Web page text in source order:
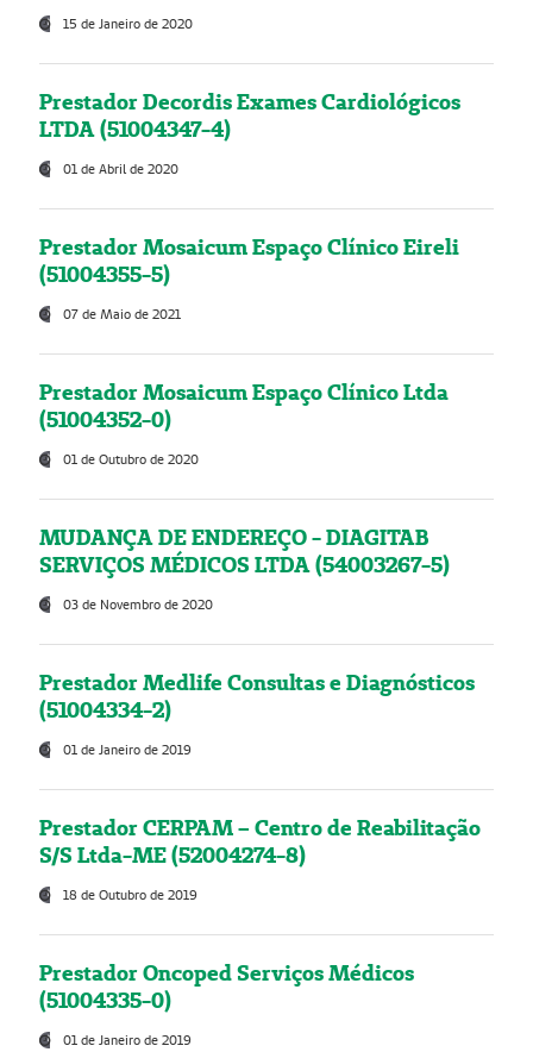
15 de Janeiro de 2020
Prestador Decordis Exames Cardiológicos
LTDA (51004347-4)
01 de Abril de 2020
Prestador Mosaicum Espaço Clínico Eireli
(51004355-5)
07 de Maio de 2021
Prestador Mosaicum Espaço Clínico Ltda
(51004352-0)
01 de Outubro de 2020
MUDANÇA DE ENDEREÇO - DIAGITAB
SERVIÇOS MÉDICOS LTDA (54003267-5)
03 de Novembro de 2020
Prestador Medlife Consultas e Diagnósticos
(51004334-2)
01 de Janeiro de 2019
Prestador CERPAM – Centro de Reabilitação
S/S Ltda-ME (52004274-8)
18 de Outubro de 2019
Prestador Oncoped Serviços Médicos
(51004335-0)
01 de Janeiro de 2019